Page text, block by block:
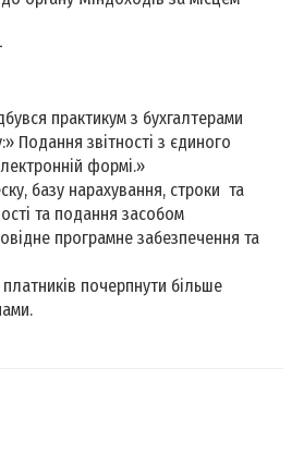
практикум з бухгалтерами
Подання звітності з єдиного
формі.»
базу нарахування, строки та
та подання засобом
програмне забезпечення та
почерпнути більше